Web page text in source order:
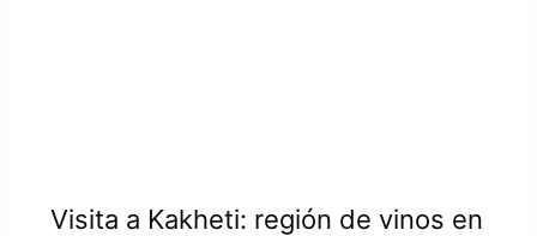
Visita a Kakheti: región de vinos en